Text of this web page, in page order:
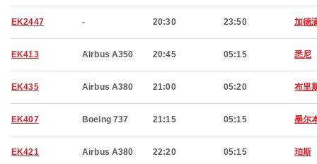
EK2447 - 20:30 23:50 加德
EK413 Airbus A350 20:45 05:15 悉尼
EK435 Airbus A380 21:00 05:20 布里
EK407 Boeing 737 21:15 05:15 墨尔
EK421 Airbus A380 22:20 05:15 珀斯